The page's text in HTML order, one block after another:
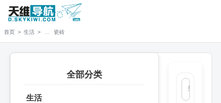
首页 > 生活 > 瓷砖
全部分类
生活